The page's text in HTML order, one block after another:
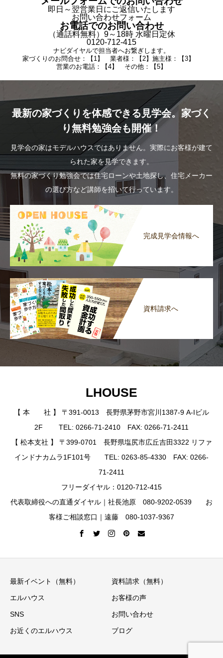
即日～翌営業日にご返信いたします
お問い合わせフォーム
お電話でのお問い合わせ
（通話料無料）9～18時 水曜日定休
0120-712-415
ナビダイヤルで担当者へお繋ぎします。
家づくりのお問合せ：【1】 業者様：【2】施主様：【3】
営業のお電話：【4】 その他：【5】
最新の家づくりを体感できる見学会。家づく
り無料勉強会も開催！
見学会の家はモデルハウスではありません。実際にお客様が建て
られた家を見学できます。
無料の家づくり勉強会では住宅ローンや土地探し、住宅メーカー
の選び方など講師を招いて行っています。
完成見学会情報へ
資料請求へ
LHOUSE
【 本 社 】 〒391-0013 長野県茅野市宮川1387-9 A-Iビル
2F TEL: 0266-71-2410 FAX: 0266-71-2411
【 松本支社 】 〒399-0701 長野県塩尻市広丘吉田3322 リファ
インドナカムラ1F101号 TEL: 0263-85-4330 FAX: 0266-
71-2411
フリーダイヤル：0120-712-415
代表取締役への直通ダイヤル｜社長池原 080-9202-0539 お
客様ご相談窓口｜遠藤 080-1037-9367
最新イベント（無料） 資料請求（無料）
エルハウス お客様の声
SNS お問い合わせ
お近くのエルハウス ブログ